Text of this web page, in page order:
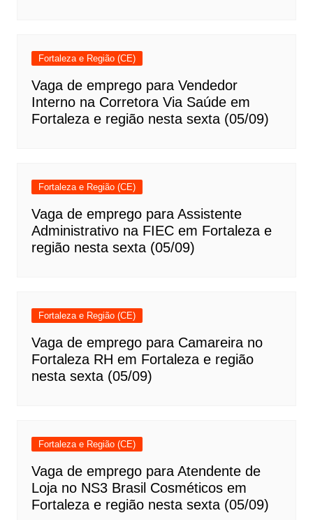
Fortaleza e Região (CE)
Vaga de emprego para Vendedor
Interno na Corretora Via Saúde em
Fortaleza e região nesta sexta (05/09)
Fortaleza e Região (CE)
Vaga de emprego para Assistente
Administrativo na FIEC em Fortaleza e
região nesta sexta (05/09)
Fortaleza e Região (CE)
Vaga de emprego para Camareira no
Fortaleza RH em Fortaleza e região
nesta sexta (05/09)
Fortaleza e Região (CE)
Vaga de emprego para Atendente de
Loja no NS3 Brasil Cosméticos em
Fortaleza e região nesta sexta (05/09)